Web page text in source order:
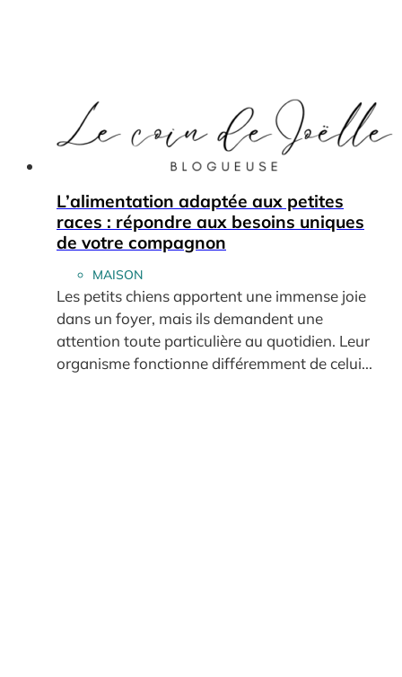
L’alimentation adaptée aux petites
races : répondre aux besoins uniques
de votre compagnon
MAISON
Les petits chiens apportent une immense joie
dans un foyer, mais ils demandent une
attention toute particulière au quotidien. Leur
organisme fonctionne différemment de celui...